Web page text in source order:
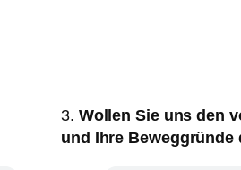
3. Wollen Sie uns den
und Ihre Beweggründe